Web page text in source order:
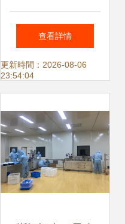
設備低價轉讓 高效
轉型的明智之選
查看詳情
更新時間：2026-08-06
23:54:04